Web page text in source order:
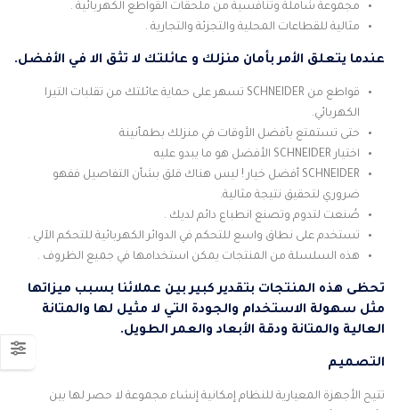
مجموعة شاملة وتنافسية من ملحقات القواطع الكهربائية .
مثالية للقطاعات المحلية والتجزئة والتجارية .
عندما يتعلق الأمر بأمان منزلك و عائلتك لا تثق الا في الأفضل.
قواطع من SCHNEIDER تسهر على حماية عائلتك من تقلبات التيرا
الكهربائي.
حتى تستمتع بأفضل الأوقات في منزلك بطمأنينة
اختيار SCHNEIDER الأفضل هو ما يبدو عليه
SCHNEIDER أفضل خيار ! ليس هناك قلق بشأن التفاصيل ففهو
ضروري لتحقيق نتيجة مثالية.
صُنعت لتدوم وتصنع انطباع دائم لديك .
تستخدم على نطاق واسع للتحكم في الدوائر الكهربائية للتحكم الآلي .
هذه السلسلة من المنتجات يمكن استخدامها في جميع الظروف .
تحظى هذه المنتجات بتقدير كبير بين عملائنا بسبب ميزاتها
مثل سهولة الاستخدام والجودة التي لا مثيل لها والمتانة
العالية والمتانة ودقة الأبعاد والعمر الطويل.
التصميم
تتيح الأجهزة المعيارية للنظام إمكانية إنشاء مجموعة لا حصر لها بين